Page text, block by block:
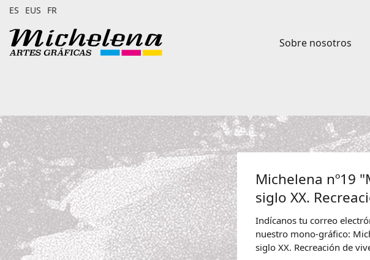
ES EUS FR
Sobre nosotros
Michelena nº19
siglo XX.
Indícanos tu correo
nuestro mono-gráfico:
siglo XX. Recreación de